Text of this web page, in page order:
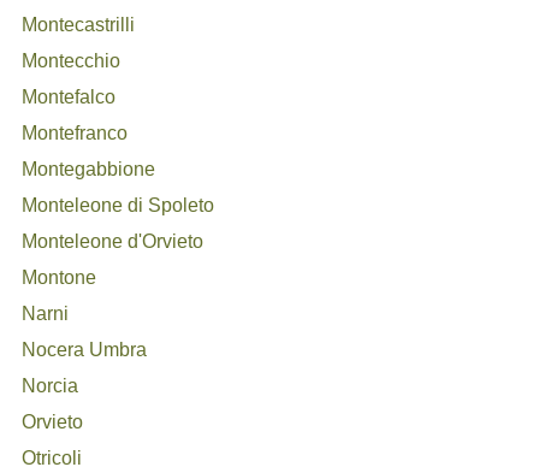
Montecastrilli
Montecchio
Montefalco
Montefranco
Montegabbione
Monteleone di Spoleto
Monteleone d'Orvieto
Montone
Narni
Nocera Umbra
Norcia
Orvieto
Otricoli